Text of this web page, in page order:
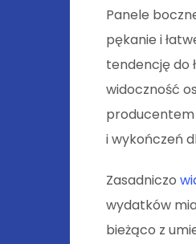
Panele
pękanie i
tendencję do
widoczność
producentem
i wykończeń
Zasadniczo
wydatków
bieżąco z